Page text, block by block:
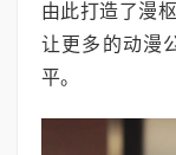
由此打造了漫
让更多的动漫
平。